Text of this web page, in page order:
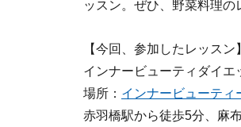
ッスン。ぜひ、野菜料理
【今回、参加したレッスン】
インナービューティダイエ
場所： インナービューティ
赤羽橋駅から徒歩5分、麻